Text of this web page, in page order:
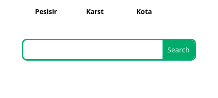
Pesisir
Karst Kota